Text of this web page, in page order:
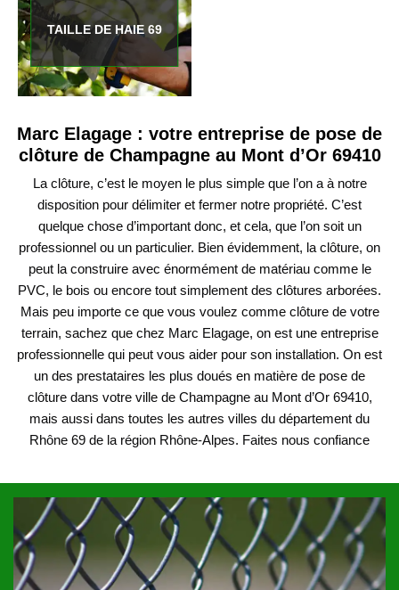
TAILLE DE HAIE 69
Marc Elagage : votre entreprise de pose de
clôture de Champagne au Mont d’Or 69410
La clôture, c’est le moyen le plus simple que l’on a à notre
disposition pour délimiter et fermer notre propriété. C’est
quelque chose d’important donc, et cela, que l’on soit un
professionnel ou un particulier. Bien évidemment, la clôture, on
peut la construire avec énormément de matériau comme le
PVC, le bois ou encore tout simplement des clôtures arborées.
Mais peu importe ce que vous voulez comme clôture de votre
terrain, sachez que chez Marc Elagage, on est une entreprise
professionnelle qui peut vous aider pour son installation. On est
un des prestataires les plus doués en matière de pose de
clôture dans votre ville de Champagne au Mont d’Or 69410,
mais aussi dans toutes les autres villes du département du
Rhône 69 de la région Rhône-Alpes. Faites nous confiance